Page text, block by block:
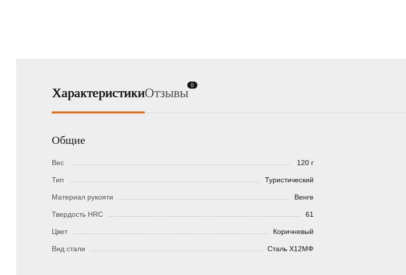
ХарактеристикиОтзывы
0
Общие
Вес 120 г
Тип Туристический
Материал рукояти Венге
Твердость HRC 61
Цвет Коричневый
Вид стали Сталь Х12МФ